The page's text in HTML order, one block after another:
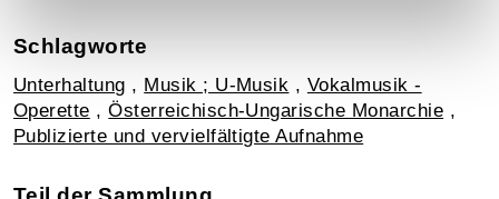
Schlagworte
Unterhaltung , Musik ; U-Musik , Vokalmusik -
Operette ,Österreichisch-Ungarische Monarchie ,
Publizierte und vervielfältigte Aufnahme